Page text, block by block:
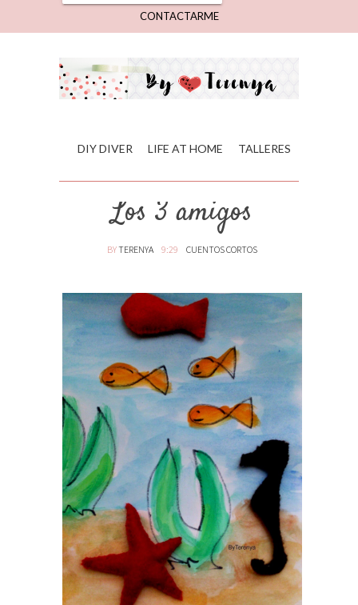
CONTACTARME
DIY DIVER LIFE AT HOME TALLERES
Los 3 amigos
BYTERENYA 9:29 CUENTOS CORTOS